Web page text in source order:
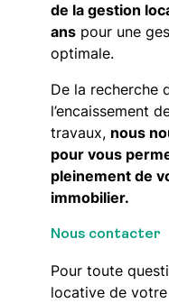
de la gestion
ans pour une
optimale.
De la recherche
l’encaissement
travaux, nous
pour vous
pleinement de
immobilier.
Nous contacter
Pour toute
locative de votre